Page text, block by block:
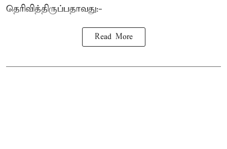
தெரிவித்திருப்பதாவது:-
Read More